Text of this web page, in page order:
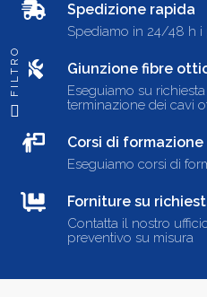
Spedizione rapida
Spediamo in 24/48 h
Giunzione fibre
Eseguiamo su
terminazione dei cavi
Corsi di formazione
Eseguiamo corsi di
Forniture su
Contatta il nostro
preventivo su misura
FILTRO